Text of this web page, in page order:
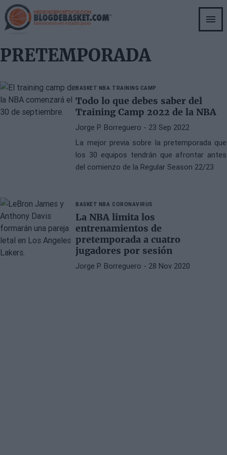
Skip
to
main
PRETEMPORADA
BASKET NBA TRAINING CAMP
Todo lo que debes saber del
Training Camp 2022 de la NBA
Jorge P. Borreguero - 23 Sep 2022
La mejor previa sobre la pretemporada que
los 30 equipos tendrán que afrontar antes
del comienzo de la Regular Season 22/23
BASKET NBA CORONAVIRUS
La NBA limita los
entrenamientos de
pretemporada a cuatro
jugadores por sesión
Jorge P. Borreguero - 28 Nov 2020